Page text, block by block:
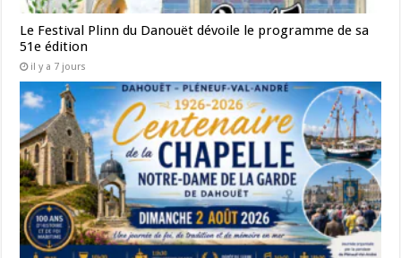
Le Festival Plinn du Danouët dévoile le programme de sa
51e édition
il y a 7 jours